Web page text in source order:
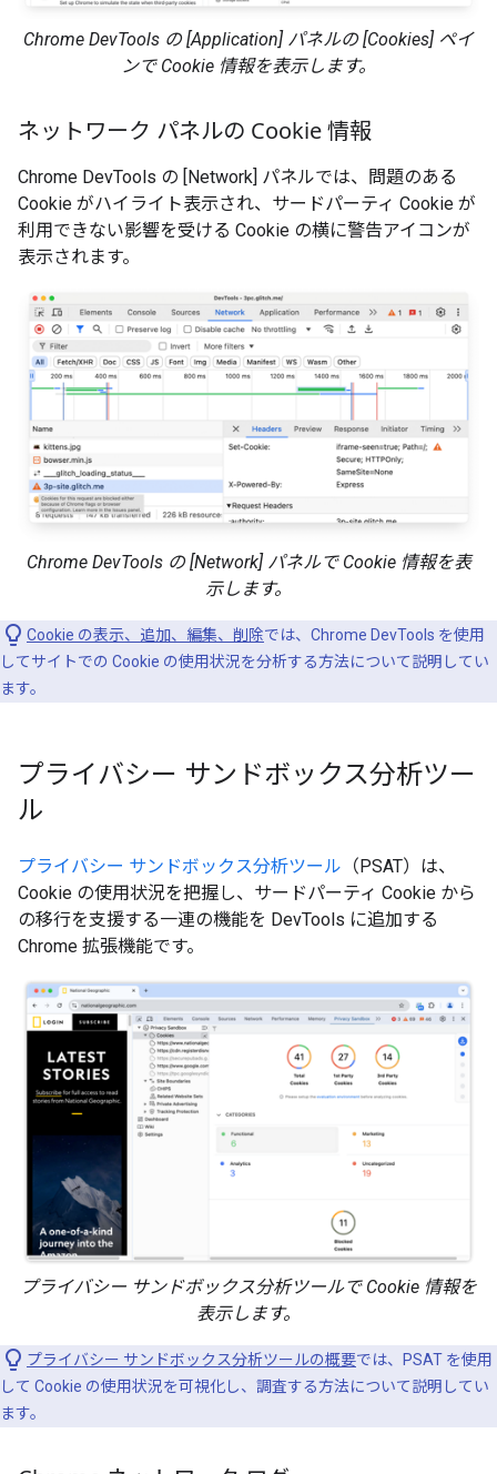
Chrome DevTools の [Application] パネルの [Cookies] ペイ
ンで Cookie 情報を表示します。
ネットワーク パネルの Cookie 情報
Chrome DevTools の [Network] パネルでは、問題のある
Cookie がハイライト表示され、サードパーティ Cookie が
利用できない影響を受ける Cookie の横に警告アイコンが
表示されます。
Chrome DevTools の [Network] パネルで Cookie 情報を表
示します。
Cookie の表示、追加、編集、削除では、Chrome DevTools を使用
してサイトでの Cookie の使用状況を分析する方法について説明してい
ます。
プライバシー サンドボックス分析ツー
ル
プライバシー サンドボックス分析ツール （PSAT）は、
Cookie の使用状況を把握し、サードパーティ Cookie から
の移行を支援する一連の機能を DevTools に追加する
Chrome 拡張機能です。
プライバシー サンドボックス分析ツールで Cookie 情報を
表示します。
プライバシー サンドボックス分析ツールの概要では、PSAT を使用
して Cookie の使用状況を可視化し、調査する方法について説明してい
ます。